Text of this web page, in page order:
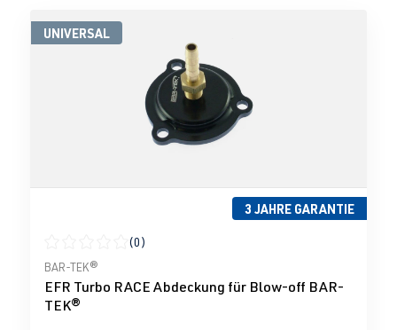
UNIVERSAL
3 JAHRE GARANTIE
Durchschnittliche Bewertung von 0 von 5 Sternen
(0)
BAR-TEK®
EFR Turbo RACE Abdeckung für Blow-off BAR-
TEK®